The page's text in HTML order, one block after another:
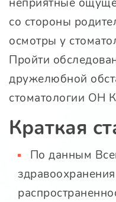
со стороны
осмотры у
Пройти
дружелюбной
стоматологии ОН
Краткая
По данным